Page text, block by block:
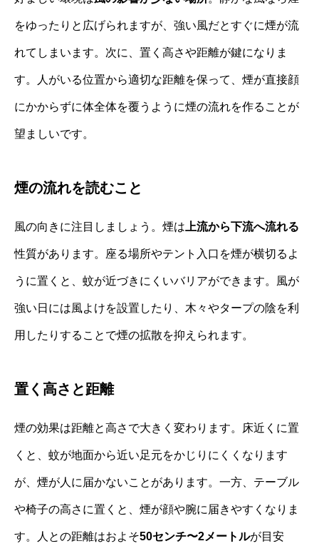
をゆったりと広げられますが、強い風だとすぐに煙が流
れてしまいます。次に、置く高さや距離が鍵になりま
す。人がいる位置から適切な距離を保って、煙が直接顔
にかからずに体全体を覆うように煙の流れを作ることが
望ましいです。
煙の流れを読むこと
風の向きに注目しましょう。煙は 上流から下流へ流れる
性質があります。座る場所やテント入口を煙が横切るよ
うに置くと、蚊が近づきにくいバリアができます。風が
強い日には風よけを設置したり、木々やタープの陰を利
用したりすることで煙の拡散を抑えられます。
置く高さと距離
煙の効果は距離と高さで大きく変わります。床近くに置
くと、蚊が地面から近い足元をかじりにくくなります
が、煙が人に届かないことがあります。一方、テーブル
や椅子の高さに置くと、煙が顔や腕に届きやすくなりま
す。人との距離はおよそ50センチ〜2メートルが目安